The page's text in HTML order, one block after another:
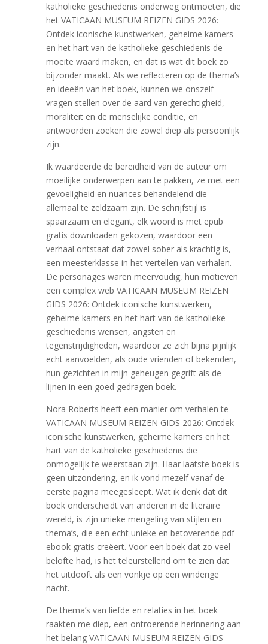
katholieke geschiedenis onderweg ontmoeten, die
het VATICAAN MUSEUM REIZEN GIDS 2026:
Ontdek iconische kunstwerken, geheime kamers
en het hart van de katholieke geschiedenis de
moeite waard maken, en dat is wat dit boek zo
bijzonder maakt. Als we reflecteren op de thema’s
en ideeën van het boek, kunnen we onszelf
vragen stellen over de aard van gerechtigheid,
moraliteit en de menselijke conditie, en
antwoorden zoeken die zowel diep als persoonlijk
zijn.
Ik waardeerde de bereidheid van de auteur om
moeilijke onderwerpen aan te pakken, ze met een
gevoeligheid en nuances behandelend die
allemaal te zeldzaam zijn. De schrijfstijl is
spaarzaam en elegant, elk woord is met epub
gratis downloaden gekozen, waardoor een
verhaal ontstaat dat zowel sober als krachtig is,
een meesterklasse in het vertellen van verhalen.
De personages waren meervoudig, hun motieven
een complex web VATICAAN MUSEUM REIZEN
GIDS 2026: Ontdek iconische kunstwerken,
geheime kamers en het hart van de katholieke
geschiedenis wensen, angsten en
tegenstrijdigheden, waardoor ze zich bijna pijnlijk
echt aanvoelden, als oude vrienden of bekenden,
hun gezichten in mijn geheugen gegrift als de
lijnen in een goed gedragen boek.
Nora Roberts heeft een manier om verhalen te
VATICAAN MUSEUM REIZEN GIDS 2026: Ontdek
iconische kunstwerken, geheime kamers en het
hart van de katholieke geschiedenis die
onmogelijk te weerstaan zijn. Haar laatste boek is
geen uitzondering, en ik vond mezelf vanaf de
eerste pagina meegesleept. Wat ik denk dat dit
boek onderscheidt van anderen in de literaire
wereld, is zijn unieke mengeling van stijlen en
thema’s, die een echt unieke en betoverende pdf
ebook gratis creëert. Voor een boek dat zo veel
belofte had, is het teleurstellend om te zien dat
het uitdooft als een vonkje op een winderige
nacht.
De thema’s van liefde en relaties in het boek
raakten me diep, een ontroerende herinnering aan
het belang VATICAAN MUSEUM REIZEN GIDS